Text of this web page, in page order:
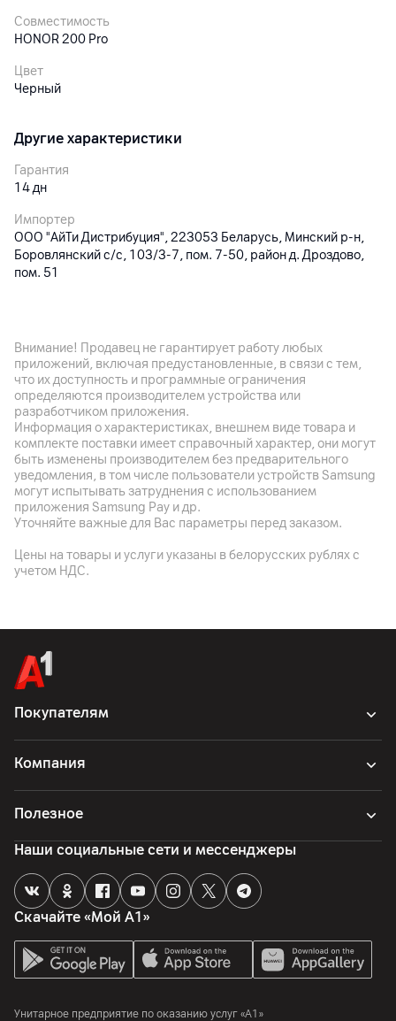
Совместимость
HONOR 200 Pro
Цвет
Черный
Другие характеристики
Гарантия
14дн
Импортер
ООО "АйТи Дистрибуция", 223053 Беларусь, Минский р-н,
Боровлянский с/с, 103/3-7, пом. 7-50, район д. Дроздово,
пом. 51
Sky Park, No. 8089. Hongli West Road, Xiangmihu Street, Futian
District, Shenzhen, Guangdong, Китай
Комплект поставки
чехол
Страна производитель
Китай
Внимание! Продавец не гарантирует работу любых
приложений, включая предустановленные, в связи с тем,
что их доступность и программные ограничения
определяются производителем устройства или
разработчиком приложения.
Информация о характеристиках, внешнем виде товара и
комплекте поставки имеет справочный характер, они могут
быть изменены производителем без предварительного
уведомления, в том числе пользователи устройств Samsung
могут испытывать затруднения с использованием
приложения Samsung Pay и др.
Уточняйте важные для Вас параметры перед заказом.
Цены на товары и услуги указаны в белорусских рублях с
учетом НДС.
Покупателям
Компания
Полезное
Скачайте «Мой А1»
Наши социальные сети и мессенджеры
Унитарное предприятие по оказанию услуг «А1»